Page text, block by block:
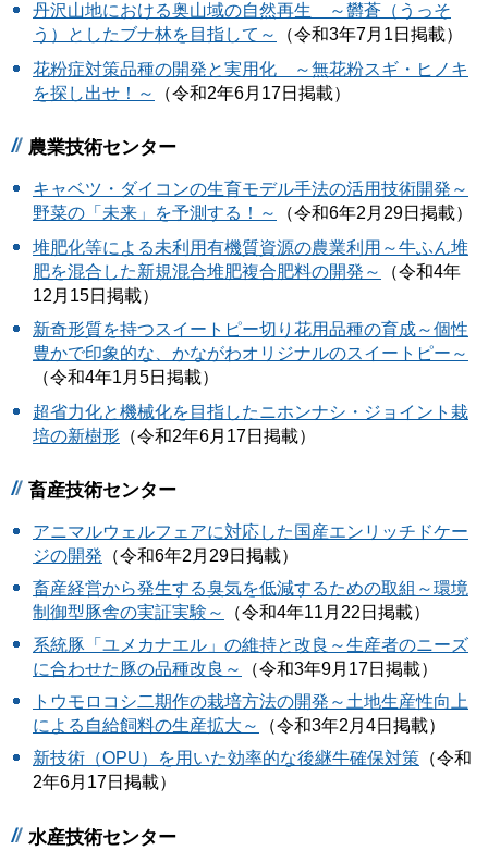
丹沢山地における奥山域の自然再生 ～欝蒼（うっそ
う）としたブナ林を目指して～
（令和3年7月1日掲載）
花粉症対策品種の開発と実用化 ～無花粉スギ・ヒノキ
を探し出せ！～
（令和2年6月17日掲載）
農業技術センター
キャベツ・ダイコンの生育モデル手法の活用技術開発～
野菜の「未来」を予測する！～
（令和6年2月29日掲載）
堆肥化等による未利用有機質資源の農業利用～牛ふん堆
肥を混合した新規混合堆肥複合肥料の開発～
（令和4年
12月15日掲載）
新奇形質を持つスイートピー切り花用品種の育成～個性
豊かで印象的な、かながわオリジナルのスイートピー～
（令和4年1月5日掲載）
超省力化と機械化を目指したニホンナシ・ジョイント栽
培の新樹形 （令和2年6月17日掲載）
畜産技術センター
アニマルウェルフェアに対応した国産エンリッチドケー
ジの開発 （令和6年2月29日掲載）
畜産経営から発生する臭気を低減するための取組～環境
制御型豚舎の実証実験～
（令和4年11月22日掲載）
系統豚「ユメカナエル」の維持と改良～生産者のニーズ
に合わせた豚の品種改良～
（令和3年9月17日掲載）
トウモロコシ二期作の栽培方法の開発～土地生産性向上
による自給飼料の生産拡大～
（令和3年2月4日掲載）
新技術（OPU）を用いた効率的な後継牛確保対策 （令和
2年6月17日掲載）
水産技術センター